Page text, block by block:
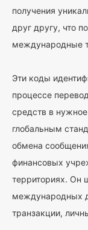
получения
друг другу, что
международные
Эти коды
процессе
средств в
глобальным
обмена
финансовых
территориях. Он
международных
транзакции,